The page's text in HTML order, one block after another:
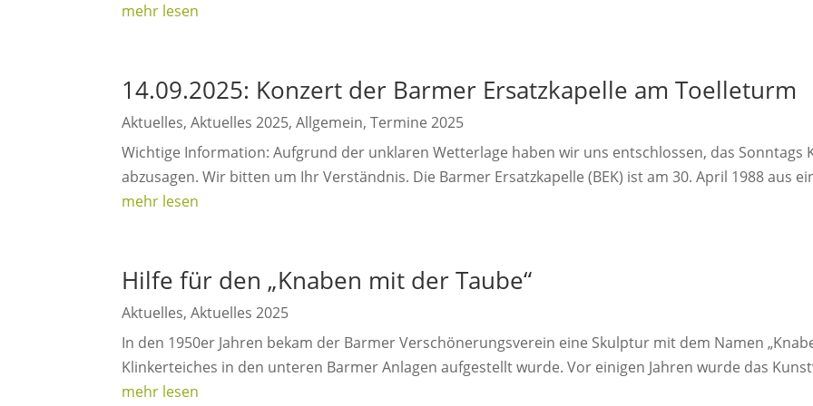
mehr lesen
14.09.2025: Konzert der Barmer Ersatzkapelle am Toelleturm
Aktuelles,Aktuelles 2025,Allgemein,Termine 2025
Wichtige Information: Aufgrund der unklaren Wetterlage haben wir uns entschlossen, das Sonntags
abzusagen. Wir bitten um Ihr Verständnis. Die Barmer Ersatzkapelle (BEK) ist am 30. April 1988 aus
mehr lesen
Hilfe für den „Knaben mit der Taube“
Aktuelles,Aktuelles 2025
In den 1950er Jahren bekam der Barmer Verschönerungsverein eine Skulptur mit dem Namen
Klinkerteiches in den unteren Barmer Anlagen aufgestellt wurde. Vor einigen Jahren wurde das
mehr lesen